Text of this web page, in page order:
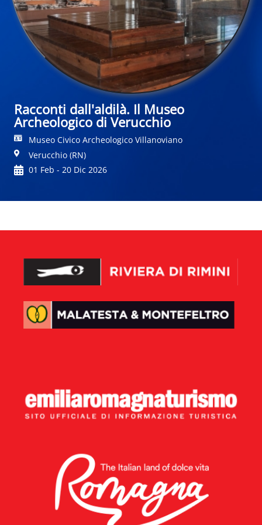
Racconti dall'aldilà. Il Museo
Archeologico di Verucchio
Museo Civico Archeologico Villanoviano
Verucchio (RN)
01 Feb - 20 Dic 2026